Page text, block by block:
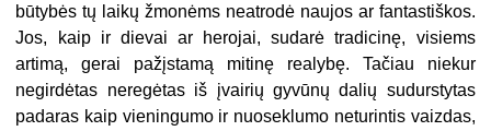
būtybės tų laikų žmonėms neatrodė naujos ar fantastiškos.
Jos, kaip ir dievai ar herojai, sudarė tradicinę, visiems
artimą, gerai pažįstamą mitinę realybę. Tačiau niekur
negirdėtas neregėtas iš įvairių gyvūnų dalių sudurstytas
padaras kaip vieningumo ir nuoseklumo neturintis vaizdas,